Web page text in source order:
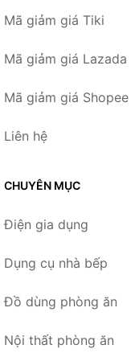
Mã giảm giá Tiki
Mã giảm giá Lazada
Mã giảm giá Shopee
Liên hệ
CHUYÊN MỤC
Điện gia dụng
Dụng cụ nhà bếp
Đồ dùng phòng ăn
Nội thất phòng ăn